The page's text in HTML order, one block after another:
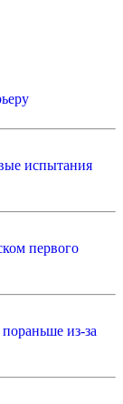
испытания
первого
из-за